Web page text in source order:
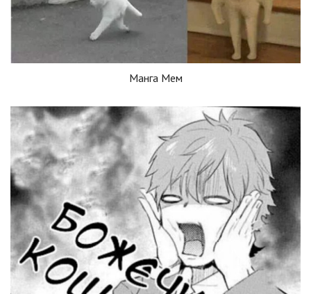
Манга Мем